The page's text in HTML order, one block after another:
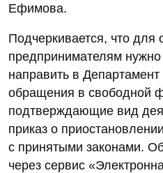
Ефимова.
Подчеркивается, что для
предпринимателям
направить в
обращения в свободной
подтверждающие вид
приказ о
с принятыми законами.
через сервис